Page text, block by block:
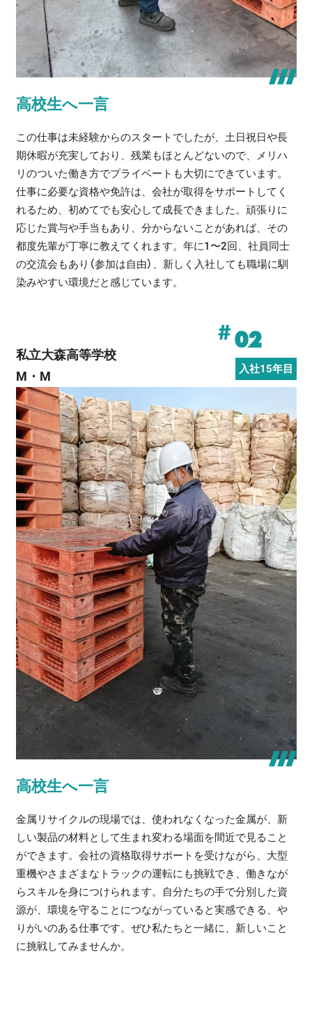
高校生へ一言
この仕事は未経験からのスタートでしたが、土日祝日や長
期休暇が充実しており、残業もほとんどないので、メリハ
リのついた働き方でプライベートも大切にできています。
仕事に必要な資格や免許は、会社が取得をサポートしてく
れるため、初めてでも安心して成長できました。頑張りに
応じた賞与や手当もあり、分からないことがあれば、その
都度先輩が丁寧に教えてくれます。年に1〜2回、社員同士
の交流会もあり（参加は自由）、新しく入社しても職場に馴
染みやすい環境だと感じています。
私立大森高等学校
M・M
#02
入社15年目
高校生へ一言
金属リサイクルの現場では、使われなくなった金属が、新
しい製品の材料として生まれ変わる場面を間近で見ること
ができます。会社の資格取得サポートを受けながら、大型
重機やさまざまなトラックの運転にも挑戦でき、働きなが
らスキルを身につけられます。自分たちの手で分別した資
源が、環境を守ることにつながっていると実感できる、や
りがいのある仕事です。ぜひ私たちと一緒に、新しいこと
に挑戦してみませんか。